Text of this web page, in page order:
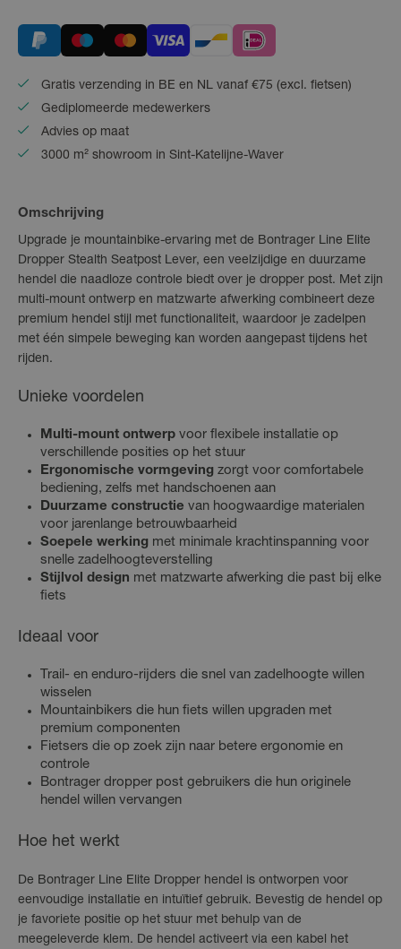
Gratis verzending in BE en NL vanaf €75 (excl. fietsen)
Gediplomeerde medewerkers
Advies op maat
3000 m² showroom in Sint-Katelijne-Waver
Omschrijving
Upgrade je mountainbike-ervaring met de Bontrager Line Elite
Dropper Stealth Seatpost Lever, een veelzijdige en duurzame
hendel die naadloze controle biedt over je dropper post. Met zijn
multi-mount ontwerp en matzwarte afwerking combineert deze
premium hendel stijl met functionaliteit, waardoor je zadelpen
met één simpele beweging kan worden aangepast tijdens het
rijden.
Unieke voordelen
Multi-mount ontwerp voor flexibele installatie op
verschillende posities op het stuur
Ergonomische vormgeving zorgt voor comfortabele
bediening, zelfs met handschoenen aan
Duurzame constructie van hoogwaardige materialen
voor jarenlange betrouwbaarheid
Soepele werking met minimale krachtinspanning voor
snelle zadelhoogteverstelling
Stijlvol design met matzwarte afwerking die past bij elke
fiets
Ideaal voor
Trail- en enduro-rijders die snel van zadelhoogte willen
wisselen
Mountainbikers die hun fiets willen upgraden met
premium componenten
Fietsers die op zoek zijn naar betere ergonomie en
controle
Bontrager dropper post gebruikers die hun originele
hendel willen vervangen
Hoe het werkt
De Bontrager Line Elite Dropper hendel is ontworpen voor
eenvoudige installatie en intuïtief gebruik. Bevestig de hendel op
je favoriete positie op het stuur met behulp van de
meegeleverde klem. De hendel activeert via een kabel het